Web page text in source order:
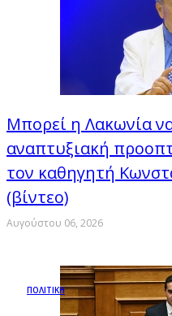
Μπορεί η Λακωνία
αναπτυξιακή
τον καθηγητή
(βίντεο)
Αυγούστου 06, 2026
ΠΟΛΙΤΙΚΗ